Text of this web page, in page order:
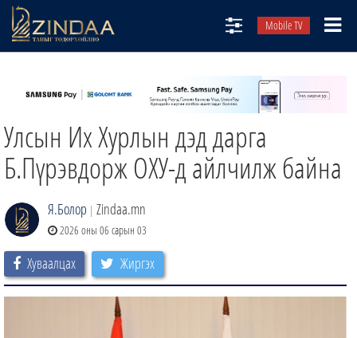
Mobile TV
ТВ8
ӨГЛӨӨНИЙ СОНИН
АУДИО ЗОХИОЛ
ЗИНДАА СЭТГҮҮЛ
Улсын Их Хурлын дэд дарга
Б.Пүрэвдорж ОХУ-д айлчилж байна
Я.Болор | Zindaa.mn
2026 оны 06 сарын 03
Хуваалцах Жиргэх